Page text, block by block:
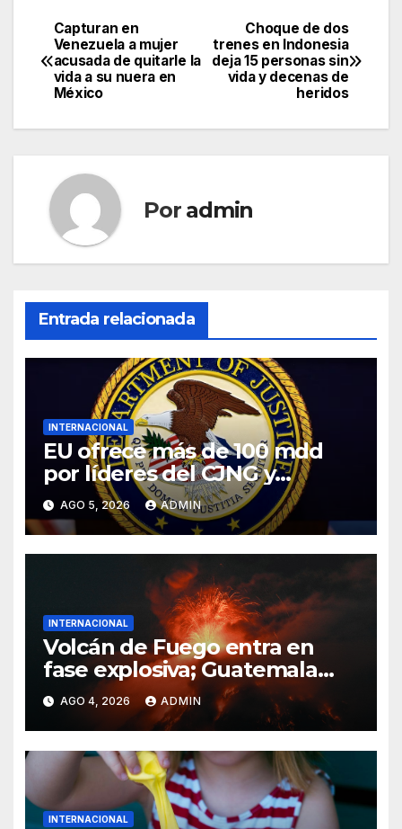
Navegación
de
Choque de dos
trenes en Indonesia
deja 15 personas sin
vida y decenas de
heridos
Capturan en
Venezuela a mujer
acusada de quitarle la
vida a su nuera en
México
Por admin
Entrada relacionada
INTERNACIONAL
EU ofrece más de 100 mdd
por líderes del CJNG y
presenta nuevos cargos
AGO 5, 2026 ADMIN
INTERNACIONAL
Volcán de Fuego entra en
fase explosiva; Guatemala
activa alerta anaranjada
AGO 4, 2026 ADMIN
INTERNACIONAL